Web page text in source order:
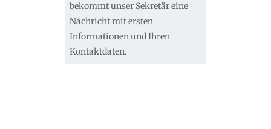
bekommt unser Sekretär eine
Nachricht mit ersten
Informationen und Ihren
Kontaktdaten.